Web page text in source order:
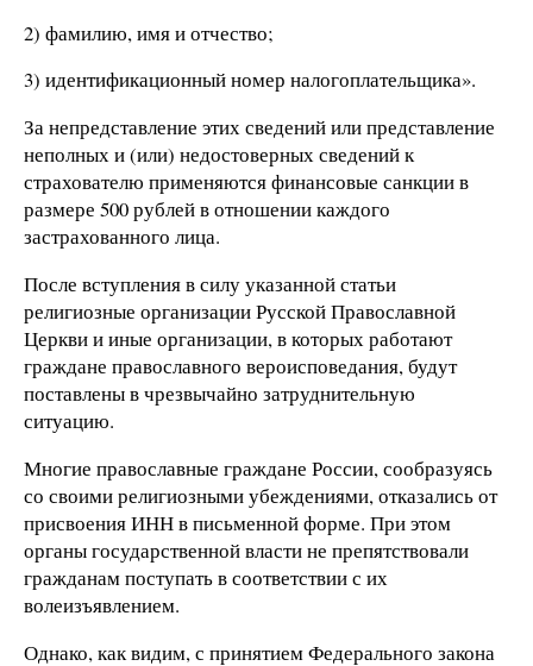
2) фамилию, имя и отчество;
3) идентификационный номер налогоплательщика».
За непредставление этих сведений или представление
неполных и (или) недостоверных сведений к
страхователю применяются финансовые санкции в
размере 500 рублей в отношении каждого
застрахованного лица.
После вступления в силу указанной статьи
религиозные организации Русской Православной
Церкви и иные организации, в которых работают
граждане православного вероисповедания, будут
поставлены в чрезвычайно затруднительную
ситуацию.
Многие православные граждане России, сообразуясь
со своими религиозными убеждениями, отказались от
присвоения ИНН в письменной форме. При этом
органы государственной власти не препятствовали
гражданам поступать в соответствии с их
волеизъявлением.
Однако, как видим, с принятием Федерального закона